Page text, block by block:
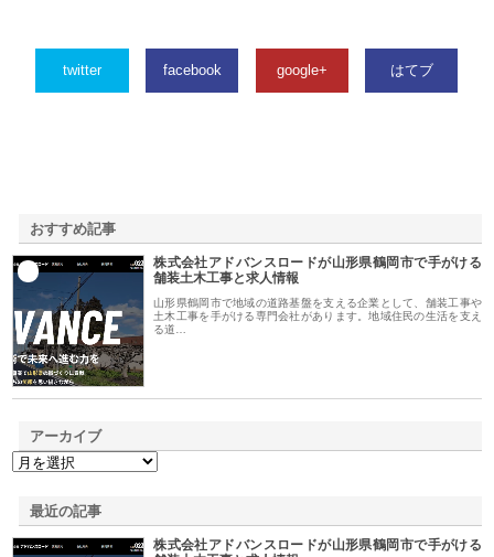
twitter facebook google+ はてブ
おすすめ記事
株式会社アドバンスロードが山形県鶴岡市で手がける
舗装土木工事と求人情報
山形県鶴岡市で地域の道路基盤を支える企業として、舗装工事や
土木工事を手がける専門会社があります。地域住民の生活を支え
る道…
アーカイブ
最近の記事
株式会社アドバンスロードが山形県鶴岡市で手がける